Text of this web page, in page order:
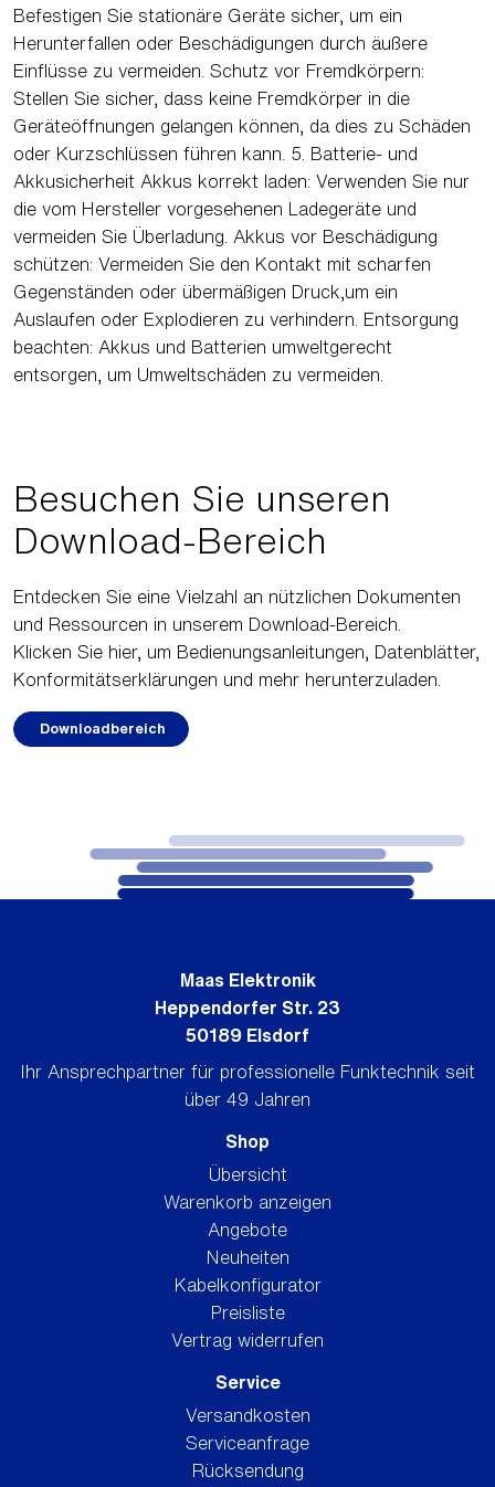
Befestigen Sie stationäre Geräte sicher, um ein
Herunterfallen oder Beschädigungen durch äußere
Einflüsse zu vermeiden. Schutz vor Fremdkörpern:
Stellen Sie sicher, dass keine Fremdkörper in die
Geräteöffnungen gelangen können, da dies zu Schäden
oder Kurzschlüssen führen kann. 5. Batterie- und
Akkusicherheit Akkus korrekt laden: Verwenden Sie nur
die vom Hersteller vorgesehenen Ladegeräte und
vermeiden Sie Überladung. Akkus vor Beschädigung
schützen: Vermeiden Sie den Kontakt mit scharfen
Gegenständen oder übermäßigen Druck,um ein
Auslaufen oder Explodieren zu verhindern. Entsorgung
beachten: Akkus und Batterien umweltgerecht
entsorgen, um Umweltschäden zu vermeiden.
Besuchen Sie unseren
Download-Bereich
Entdecken Sie eine Vielzahl an nützlichen Dokumenten
und Ressourcen in unserem Download-Bereich.
Klicken Sie hier, um Bedienungsanleitungen, Datenblätter,
Konformitätserklärungen und mehr herunterzuladen.
Downloadbereich
Shop
Übersicht
Warenkorb anzeigen
Angebote
Neuheiten
Kabelkonfigurator
Preisliste
Vertrag widerrufen
Service
Versandkosten
Serviceanfrage
Rücksendung
Maas Elektronik
Heppendorfer Str. 23
50189 Elsdorf
Ihr Ansprechpartner für professionelle Funktechnik seit
über 49 Jahren